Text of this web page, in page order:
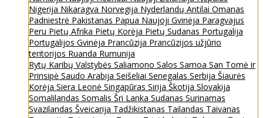
Nigerija Nikaragva Norvegija Nyderlandų Antilai Omanas
Padniestrė Pakistanas Papua Naujoji Gvinėja Paragvajus
Peru Pietų Afrika Pietų Korėja Pietų Sudanas Portugalija
Portugalijos Gvinėja Prancūzija Prancūzijos užjūrio
teritorijos Ruanda Rumunija
Rytų Karibų Valstybės Saliamono Salos Samoa San Tomė ir
Prinsipė Saudo Arabija Seišeliai Senegalas Serbija Šiaurės
Korėja Siera Leonė Singapūras Sirija Škotija Slovakija
Somalilandas Somalis Šri Lanka Sudanas Surinamas
Svazilandas Šveicarija Tadžikistanas Tailandas Taivanas